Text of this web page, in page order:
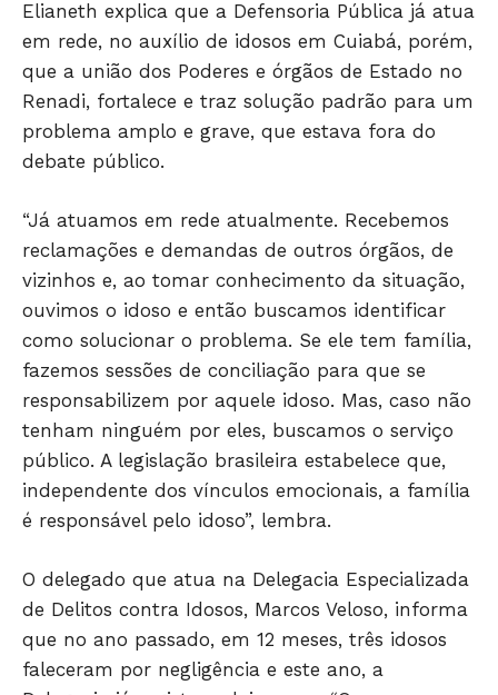
JUNTE-SE NO WHATSAPP
HOME
POLÍTICA
POLÍCIA
ESPORTES
ECONOMIA
OPINIÃO
GERAL
EDUCAÇÃO
SAÚDE
AGRONOTÍCIAS
ÚLTIMAS NOTÍCIAS
Elianeth explica que a Defensoria Pública já atua
em rede, no auxílio de idosos em Cuiabá, porém,
que a união dos Poderes e órgãos de Estado no
Renadi, fortalece e traz solução padrão para um
problema amplo e grave, que estava fora do
debate público.
“Já atuamos em rede atualmente. Recebemos
reclamações e demandas de outros órgãos, de
vizinhos e, ao tomar conhecimento da situação,
ouvimos o idoso e então buscamos identificar
como solucionar o problema. Se ele tem família,
fazemos sessões de conciliação para que se
responsabilizem por aquele idoso. Mas, caso não
tenham ninguém por eles, buscamos o serviço
público. A legislação brasileira estabelece que,
independente dos vínculos emocionais, a família
é responsável pelo idoso”, lembra.
O delegado que atua na Delegacia Especializada
de Delitos contra Idosos, Marcos Veloso, informa
que no ano passado, em 12 meses, três idosos
faleceram por negligência e este ano, a